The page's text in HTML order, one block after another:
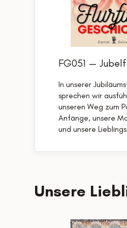
FG051 —
In unserer
sprechen wir
unseren Weg zum
Anfänge, unsere
und unsere
Unsere